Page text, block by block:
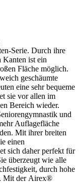
Serie. Durch ihre
Kanten ist ein
Fläche möglich.
geschäumte
eine sehr bequeme
sie vor allen im
Bereich wieder.
und
Auflagefläche
Mit ihrer breiten
einen
sich daher perfekt für
überzeugt wie alle
durch hohe
Mit der Airex®